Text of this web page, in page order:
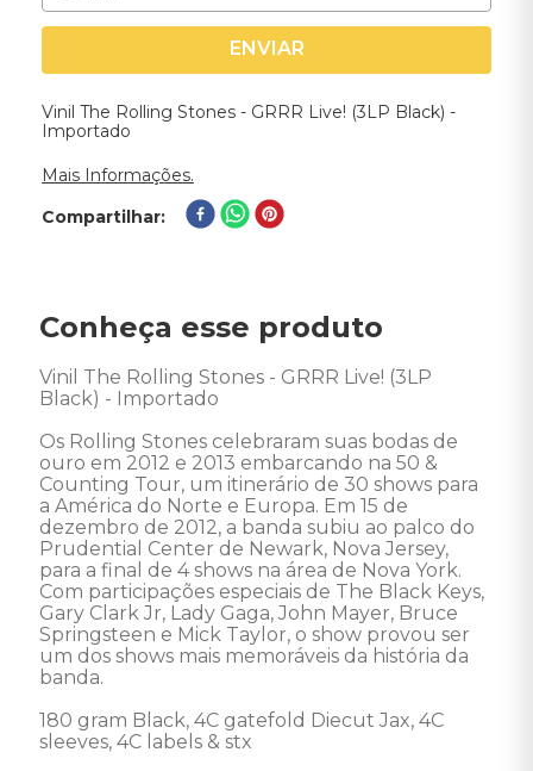
ENVIAR
Vinil The Rolling Stones - GRRR Live! (3LP Black) -
Importado
Mais Informações.
Compartilhar
Conheça esse produto
Vinil The Rolling Stones - GRRR Live! (3LP
Black) - Importado
Os Rolling Stones celebraram suas bodas de
ouro em 2012 e 2013 embarcando na 50 &
Counting Tour, um itinerário de 30 shows para
a América do Norte e Europa. Em 15 de
dezembro de 2012, a banda subiu ao palco do
Prudential Center de Newark, Nova Jersey,
para a final de 4 shows na área de Nova York.
Com participações especiais de The Black Keys,
Gary Clark Jr, Lady Gaga, John Mayer, Bruce
Springsteen e Mick Taylor, o show provou ser
um dos shows mais memoráveis da história da
banda.
180 gram Black, 4C gatefold Diecut Jax, 4C
sleeves, 4C labels & stx